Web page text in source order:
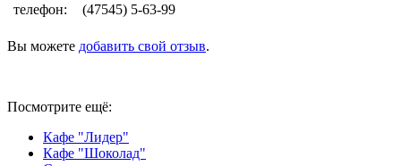
телефон:
(47545) 5-63-99
Вы можете добавить свой отзыв.
Посмотрите ещё:
Кафе "Лидер"
Кафе "Шоколад"